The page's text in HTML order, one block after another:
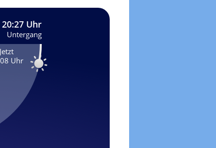
Jetzt
Uhr
20:27 Uhr
Untergang